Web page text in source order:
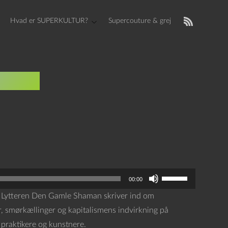
Hvad er SUPERKULTUR? Supercouture & grej
00:00
B
Den Gamle Shaman skriver ind om
smørkællinger og kapitalismens indvirkning på
og kunstnere.